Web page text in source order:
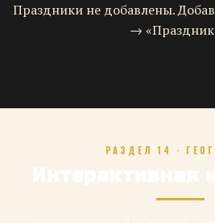
Праздники не добавлены.
→
РАЗДЕЛ 14 ·
Интерактивная